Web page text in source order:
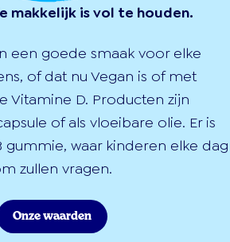
makkelijk is vol te houden.
een goede smaak voor elke
of dat nu Vegan is of met
Vitamine D. Producten zijn
of als vloeibare olie. Er is
gummie, waar kinderen elke dag
zullen vragen.
Onze waarden